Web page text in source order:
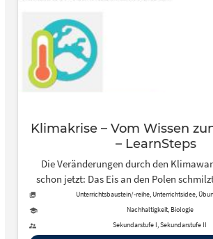
Klimakrise – Vom Wissen
– LearnSteps
Die Veränderungen durch den
schon jetzt: Das Eis an den Polen
aus, die Wüsten werden größer, Landstriche
Klimawandel ist die größte Bedrohung
Wissenschaftler warnen, die Erwärmung
Unterrichtsbaustein/-reihe, Unterrichtsidee,
Nachhaltigkeit, Biologie
Sekundarstufe I, Sekundarstufe II